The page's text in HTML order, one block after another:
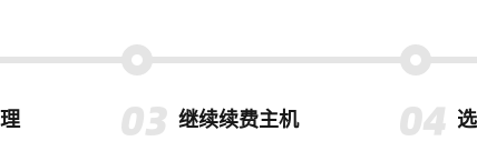
继续续费主机